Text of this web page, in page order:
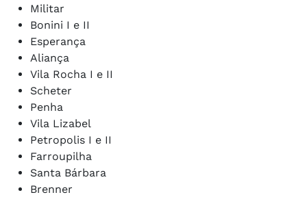
Militar
Bonini I e II
Esperança
Aliança
Vila Rocha I e II
Scheter
Penha
Vila Lizabel
Petropolis I e II
Farroupilha
Santa Bárbara
Brenner